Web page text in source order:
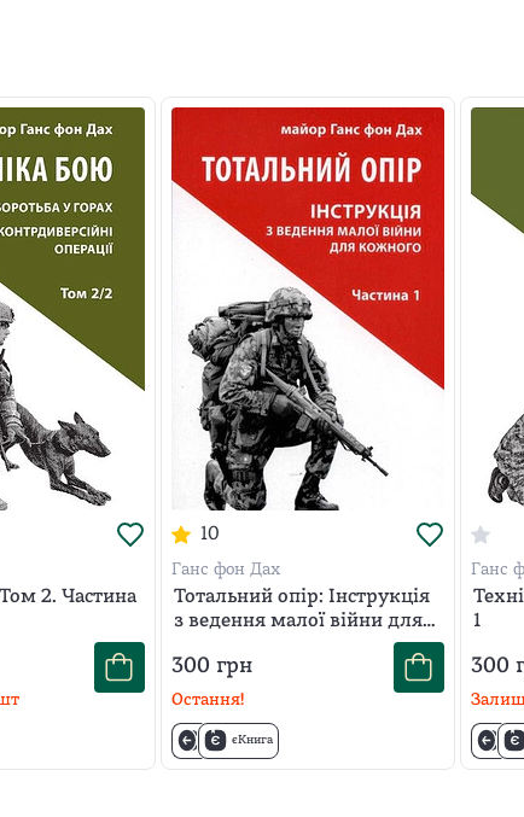
2. Частина
10
Ганс фон Дах
Тотальний опір: Інструкція
з ведення малої війни для
300 грн
Остання!
єКнига
Ганс
1
300